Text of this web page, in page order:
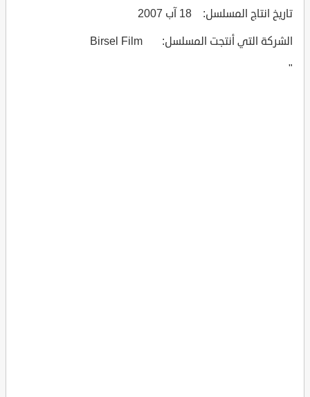
تاريخ انتاج المسلسل: 18 آب 2007
الشركة التي أنتجت المسلسل: Birsel Film
"